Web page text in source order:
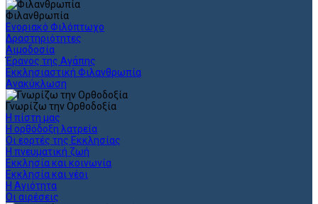
Φιλανθρωπία
Ενοριακό Φιλόπτωχο
Δραστηριότητες
Αιμοδοσία
Έρανος της Αγάπης
Εκκλησιαστική Φιλανθρωπία
Ανακύκλωση
Γνωρίζω την Ορθοδοξία
Η πίστη μας
Η ορθόδοξη λατρεία
Οι εορτές της Εκκλησίας
Η πνευματική ζωή
Εκκλησία και κοινωνία
Εκκλησία και νέοι
Η Αγιότητα
Οι αιρέσεις